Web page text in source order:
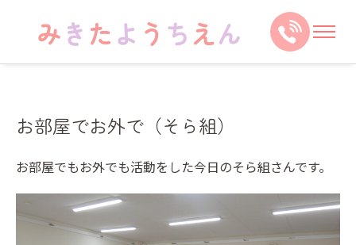
お部屋でお外で（そら組）
お部屋でもお外でも活動をした今日のそら組さんです。